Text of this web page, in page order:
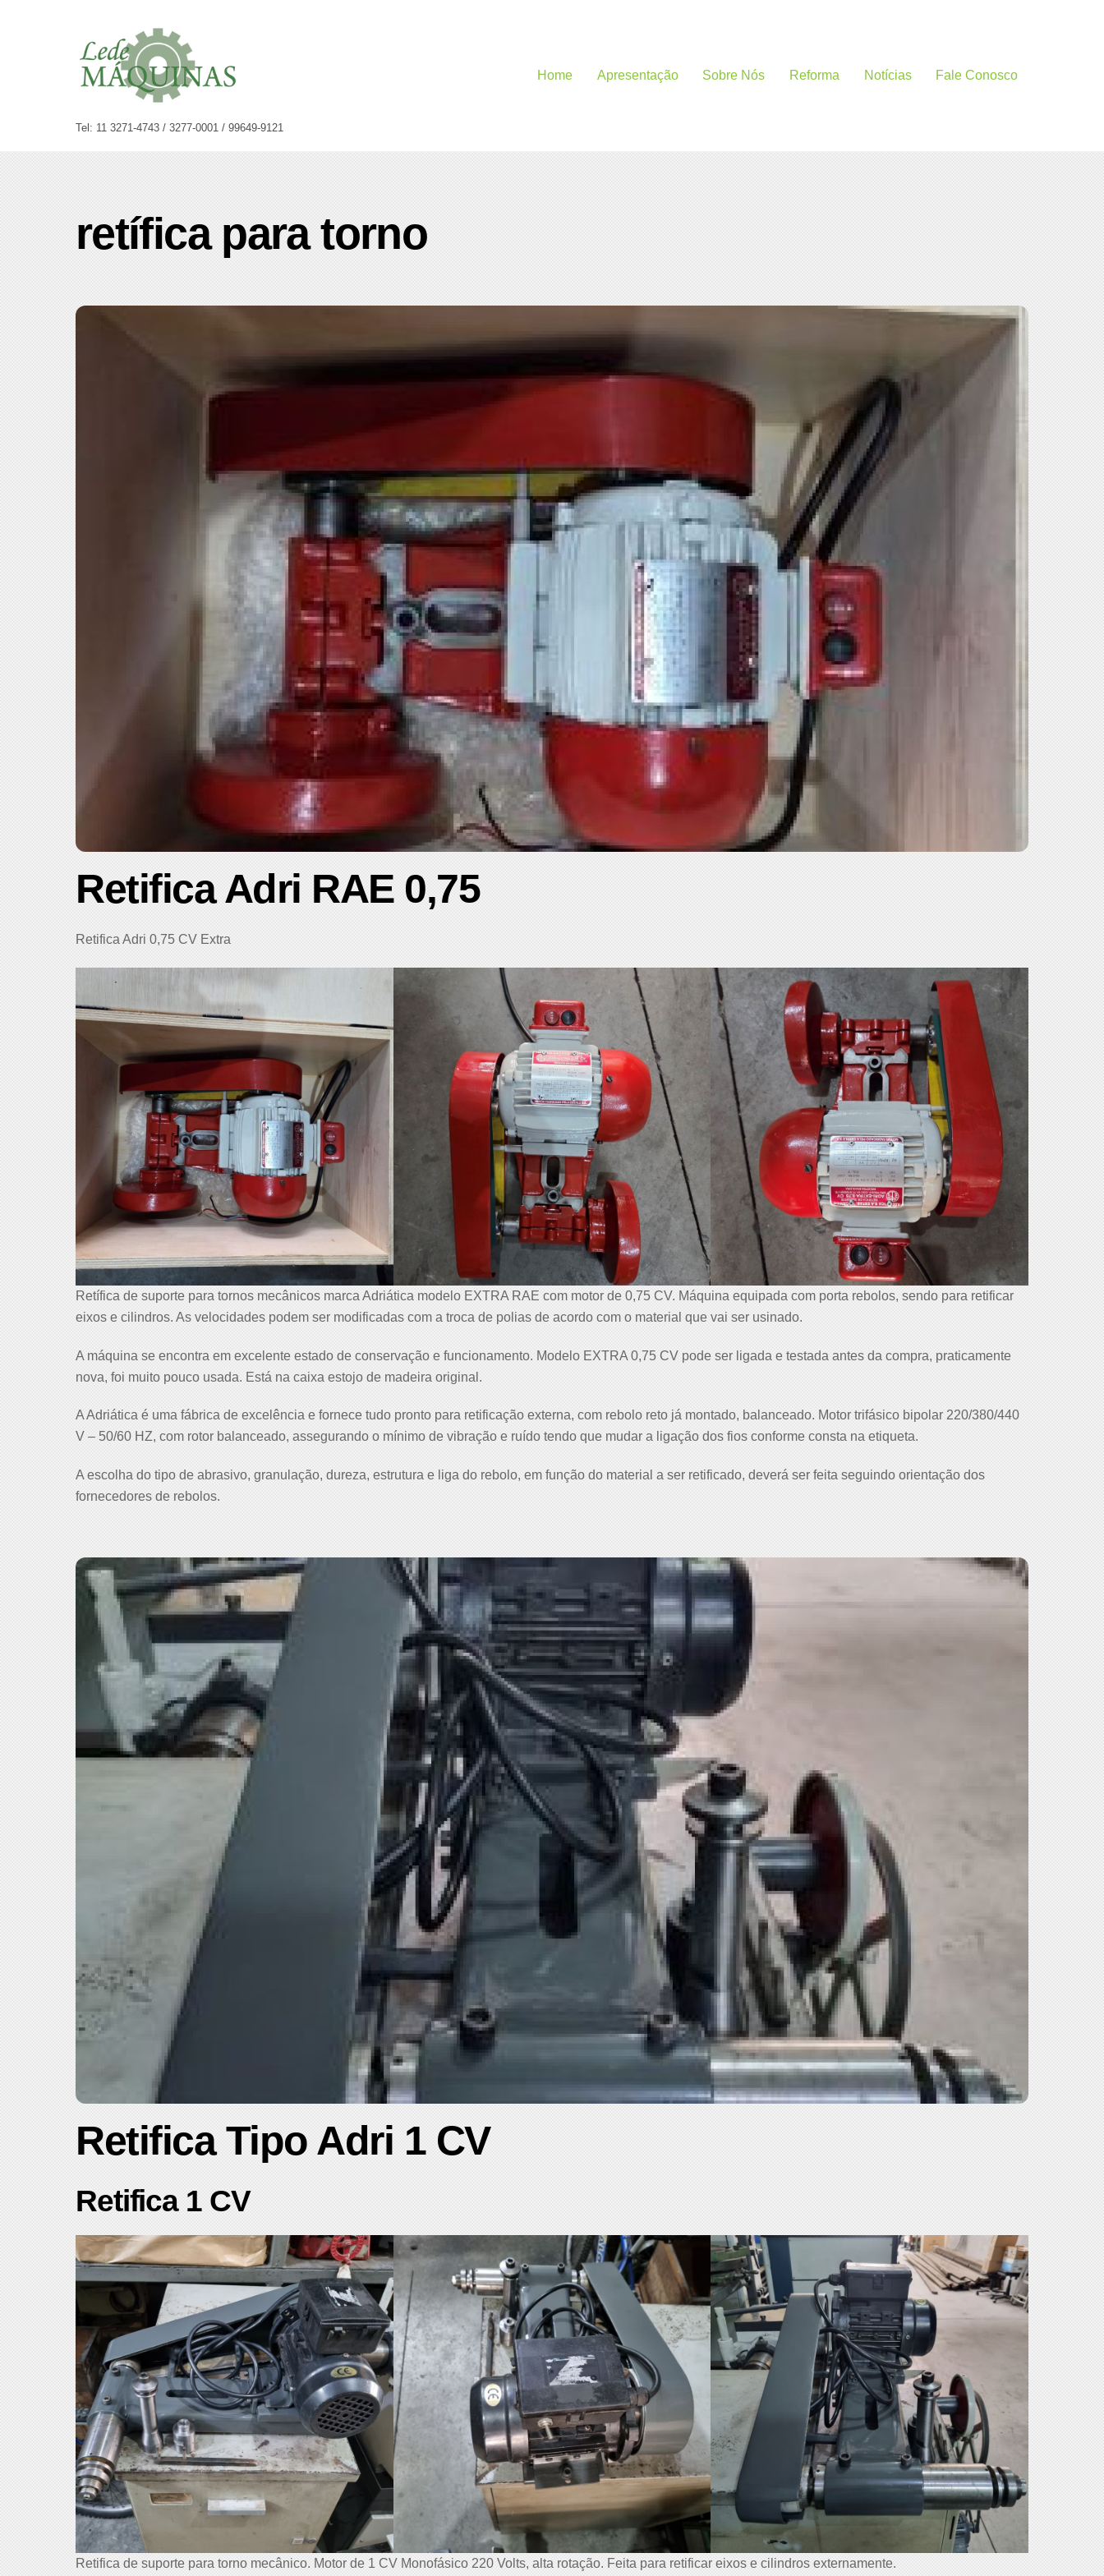
Tel: 11 3271-4743 / 3277-0001 / 99649-9121
Home Apresentação Sobre Nós Reforma Notícias Fale Conosco
retífica para torno
Retifica Adri RAE 0,75
Retifica Adri 0,75 CV Extra
Retífica de suporte para tornos mecânicos marca Adriática modelo EXTRA RAE com motor de 0,75 CV. Máquina equipada com porta rebolos, sendo para retificar
eixos e cilindros. As velocidades podem ser modificadas com a troca de polias de acordo com o material que vai ser usinado.
A máquina se encontra em excelente estado de conservação e funcionamento. Modelo EXTRA 0,75 CV pode ser ligada e testada antes da compra, praticamente
nova, foi muito pouco usada. Está na caixa estojo de madeira original.
A Adriática é uma fábrica de excelência e fornece tudo pronto para retificação externa, com rebolo reto já montado, balanceado. Motor trifásico bipolar 220/380/440
V – 50/60 HZ, com rotor balanceado, assegurando o mínimo de vibração e ruído tendo que mudar a ligação dos fios conforme consta na etiqueta.
A escolha do tipo de abrasivo, granulação, dureza, estrutura e liga do rebolo, em função do material a ser retificado, deverá ser feita seguindo orientação dos
fornecedores de rebolos.
Retifica Tipo Adri 1 CV
Retifica 1 CV
Retifica de suporte para torno mecânico. Motor de 1 CV Monofásico 220 Volts, alta rotação. Feita para retificar eixos e cilindros externamente.